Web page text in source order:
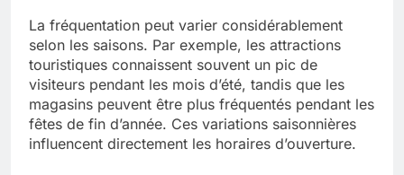
La fréquentation peut varier considérablement
selon les saisons. Par exemple, les attractions
touristiques connaissent souvent un pic de
visiteurs pendant les mois d’été, tandis que les
magasins peuvent être plus fréquentés pendant les
fêtes de fin d’année. Ces variations saisonnières
influencent directement les horaires d’ouverture.